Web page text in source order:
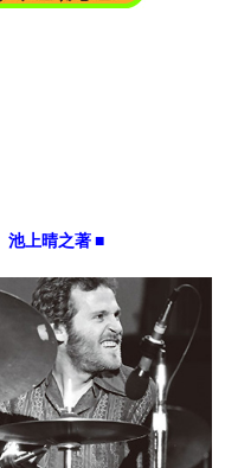
上晴之著 ■